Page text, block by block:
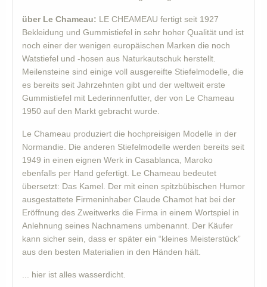
über Le Chameau: LE CHEAMEAU fertigt seit 1927
Bekleidung und Gummistiefel in sehr hoher Qualität und ist
noch einer der wenigen europäischen Marken die noch
Watstiefel und -hosen aus Naturkautschuk herstellt.
Meilensteine sind einige voll ausgereifte Stiefelmodelle, die
es bereits seit Jahrzehnten gibt und der weltweit erste
Gummistiefel mit Lederinnenfutter, der von Le Chameau
1950 auf den Markt gebracht wurde.
Le Chameau produziert die hochpreisigen Modelle in der
Normandie. Die anderen Stiefelmodelle werden bereits seit
1949 in einen eignen Werk in Casablanca, Maroko
ebenfalls per Hand gefertigt. Le Chameau bedeutet
übersetzt: Das Kamel. Der mit einen spitzbübischen Humor
ausgestattete Firmeninhaber Claude Chamot hat bei der
Eröffnung des Zweitwerks die Firma in einem Wortspiel in
Anlehnung seines Nachnamens umbenannt. Der Käufer
kann sicher sein, dass er später ein “kleines Meisterstück”
aus den besten Materialien in den Händen hält.
... hier ist alles wasserdicht.